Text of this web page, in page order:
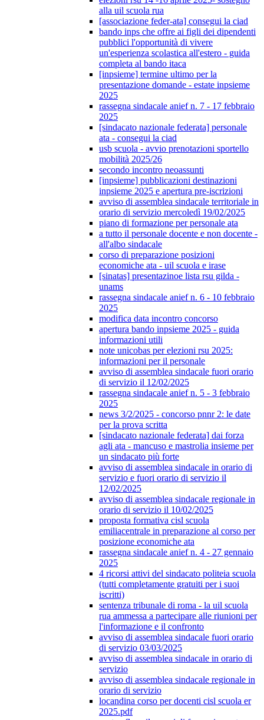
alla uil scuola rua
[associazione feder-ata] consegui la ciad
bando inps che offre ai figli dei dipendenti
pubblici l'opportunità di vivere
un'esperienza scolastica all'estero - guida
completa al bando itaca
[inpsieme] termine ultimo per la
presentazione domande - estate inpsieme
2025
rassegna sindacale anief n. 7 - 17 febbraio
2025
[sindacato nazionale federata] personale
ata - consegui la ciad
usb scuola - avvio prenotazioni sportello
mobilità 2025/26
secondo incontro neoassunti
[inpsieme] pubblicazioni destinazioni
inpsieme 2025 e apertura pre-iscrizioni
avviso di assemblea sindacale territoriale in
orario di servizio mercoledì 19/02/2025
piano di formazione per personale ata
a tutto il personale docente e non docente -
all'albo sindacale
corso di preparazione posizioni
economiche ata - uil scuola e irase
[sinatas] presentazinoe lista rsu gilda -
unams
rassegna sindacale anief n. 6 - 10 febbraio
2025
modifica data incontro concorso
apertura bando inpsieme 2025 - guida
informazioni utili
note unicobas per elezioni rsu 2025:
informazioni per il personale
avviso di assemblea sindacale fuori orario
di servizio il 12/02/2025
rassegna sindacale anief n. 5 - 3 febbraio
2025
news 3/2/2025 - concorso pnnr 2: le date
per la prova scritta
[sindacato nazionale federata] dai forza
agli ata - mancuso e mastrolia insieme per
un sindacato più forte
avviso di assemblea sindacale in orario di
servizio e fuori orario di servizio il
12/02/2025
avviso di assemblea sindacale regionale in
orario di servizio il 10/02/2025
proposta formativa cisl scuola
emiliacentrale in preparazione al corso per
posizione economiche ata
rassegna sindacale anief n. 4 - 27 gennaio
2025
4 ricorsi attivi del sindacato politeia scuola
(tutti completamente gratuiti per i suoi
iscritti)
sentenza tribunale di roma - la uil scuola
rua ammessa a partecipare alle riunioni per
l'informazione e il confronto
avviso di assemblea sindacale fuori orario
di servizio 03/03/2025
avviso di assemblea sindacale in orario di
servizio
avviso di assemblea sindacale regionale in
orario di servizio
locandina corso per docenti cisl scuola er
2025.pdf